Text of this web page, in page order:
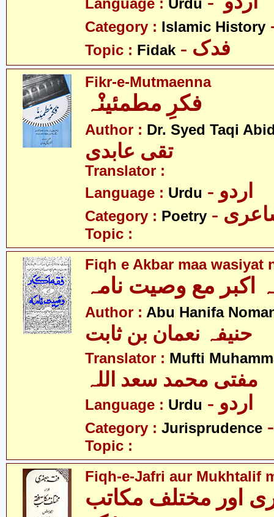
Language : Urdu
Category : Islamic History
Topic : Fidak - فدک
Fikr-e-Mutmaenna
فکرِ مطمئینْہ
Author : Dr. Syed Taqi
تقی عابدی
Translator :
Language : Urdu - اردو
Category : Poetry
Topic :
Fiqh e Akbar maa wasiyat
اکبر مع وصیت نامہ
Author : Abu Hanifa
حنیفہ نعمان بن ثابت
Translator : Mufti
مفتی محمد سعد اللہ
Language : Urdu - اردو
Category : Jurisprudence
Topic :
Fiqh-e-Jafri aur Mukhtalif
اور مختلف مکاتب